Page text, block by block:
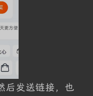
后发送链接，也